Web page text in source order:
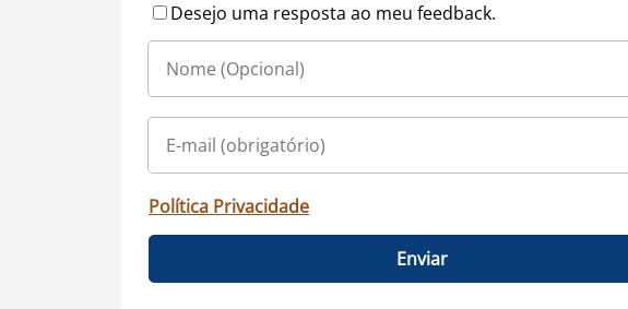
Desejo uma resposta ao meu feedback.
Política Privacidade
Enviar